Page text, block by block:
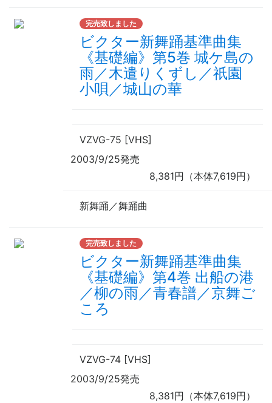
完売致しました
ビクター新舞踊基準曲集
《基礎編》第5巻 城ケ島の
雨／木遣りくずし／祇園
小唄／城山の華
VZVG-75 [VHS]
2003/9/25発売
8,381円（本体7,619円）
新舞踊／舞踊曲
完売致しました
ビクター新舞踊基準曲集
《基礎編》第4巻 出船の港
／柳の雨／青春譜／京舞ご
ころ
VZVG-74 [VHS]
2003/9/25発売
8,381円（本体7,619円）